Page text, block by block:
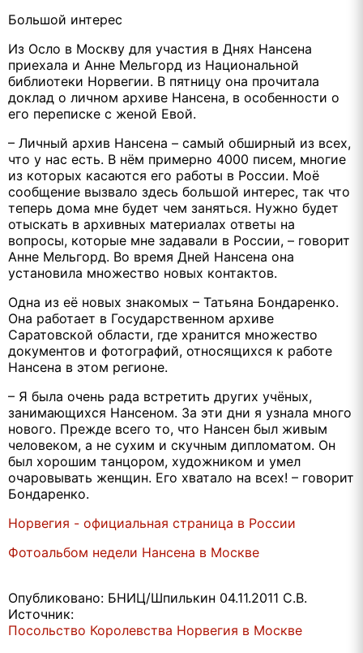
Большой интерес
Из Осло в Москву для участия в Днях Нансена
приехала и Анне Мельгорд из Национальной
библиотеки Норвегии. В пятницу она прочитала
доклад о личном архиве Нансена, в особенности о
его переписке с женой Евой.
– Личный архив Нансена – самый обширный из всех,
что у нас есть. В нём примерно 4000 писем, многие
из которых касаются его работы в России. Моё
сообщение вызвало здесь большой интерес, так что
теперь дома мне будет чем заняться. Нужно будет
отыскать в архивных материалах ответы на
вопросы, которые мне задавали в России, – говорит
Анне Мельгорд. Во время Дней Нансена она
установила множество новых контактов.
Одна из её новых знакомых – Татьяна Бондаренко.
Она работает в Государственном архиве
Саратовской области, где хранится множество
документов и фотографий, относящихся к работе
Нансена в этом регионе.
– Я была очень рада встретить других учёных,
занимающихся Нансеном. За эти дни я узнала много
нового. Прежде всего то, что Нансен был живым
человеком, а не сухим и скучным дипломатом. Он
был хорошим танцором, художником и умел
очаровывать женщин. Его хватало на всех! – говорит
Бондаренко.
Норвегия - официальная страница в России
Фотоальбом недели Нансена в Москве
Опубликовано: БНИЦ/Шпилькин 04.11.2011 С.В.
Источник:
Посольство Королевства Норвегия в Москве